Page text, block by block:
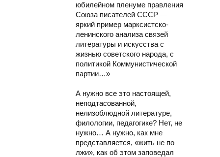
юбилейном пленуме правления
Союза писателей СССР —
яркий пример марксистско-
ленинского анализа связей
литературы и искусства с
жизнью советского народа, с
политикой Коммунистической
партии…»
А нужно все это настоящей,
неподтасованной,
нелизоблюдной литературе,
филологии, педагогике? Нет, не
нужно… А нужно, как мне
представляется, «жить не по
лжи», как об этом заповедал